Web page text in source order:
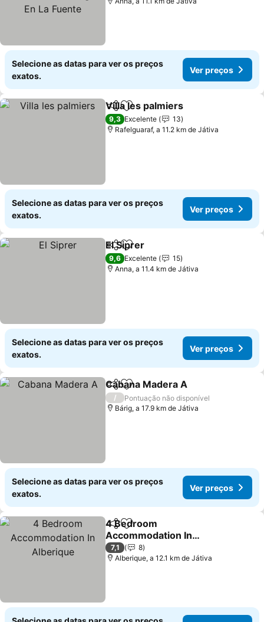
Selecione as datas para ver os preços
exatos.
Ver preços
PartilharAdicionar aos favoritos
Villa les palmiers
9,3 Excelente
13
Rafelguaraf, a 11.2 km de Játiva
Selecione as datas para ver os preços
exatos.
Ver preços
PartilharAdicionar aos favoritos
El Siprer
9,6 Excelente
15
Anna, a 11.4 km de Játiva
Selecione as datas para ver os preços
exatos.
Ver preços
PartilharAdicionar aos favoritos
Cabana Madera A
/
Pontuação não disponível
Bárig, a 17.9 km de Játiva
Selecione as datas para ver os preços
exatos.
Ver preços
PartilharAdicionar aos favoritos
4 Bedroom
Accommodation In
Alberique
7,1
8
Alberique, a 12.1 km de Játiva